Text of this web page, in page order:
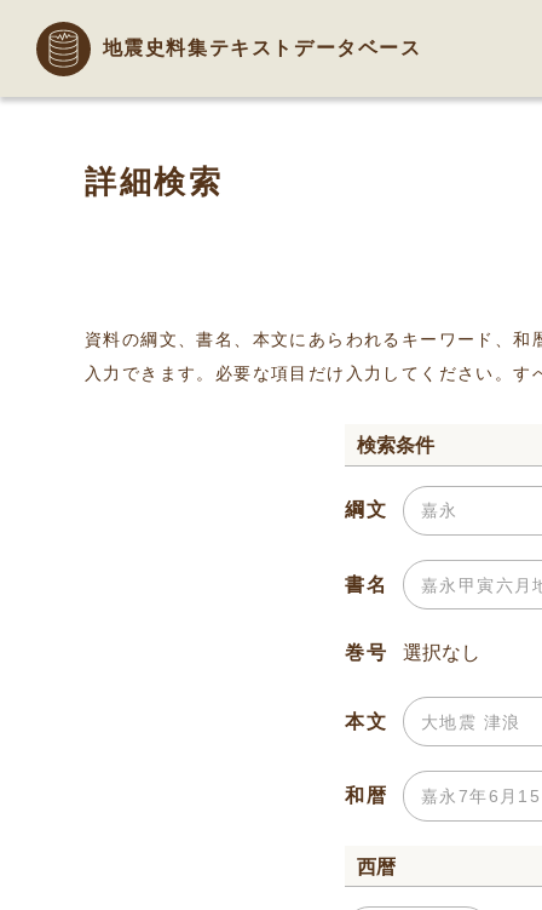
地震史料集テキストデータベース
詳細検索
資料の綱文、書名、本文にあらわれるキーワード、
入力できます。必要な項目だけ入力してください。
検索条件
綱文
書名
巻号
本文
和暦
西暦